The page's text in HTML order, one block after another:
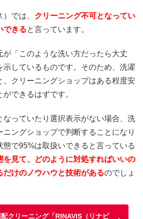
では、 クリーニング不可となってい
できると言っています。
が「このような洗い方だったら大丈
示しているものです。そのため、洗濯
、クリーニングショップはある程度安
できるはずです。
なっていたり選択表示がない場合、洗
ニングショップで判断することになり
態で95%は取扱いできると言っている
を見て、どのように対処すればいいの
だけのノウハウと技術があるのでしょ
クリーニング「RINAVIS（リナビ